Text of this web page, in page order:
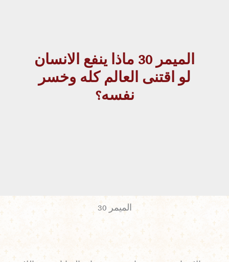
الميمر 30 ماذا ينفع الانسان
لو اقتنى العالم كله وخسر
نفسه؟
الميمر 30